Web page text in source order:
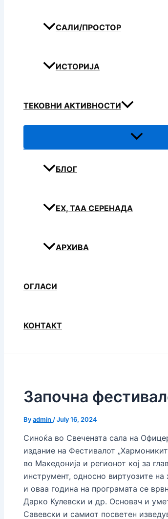
САЛИ/ПРОСТОР
ИСТОРИЈА
ТЕКОВНИ АКТИВНОСТИ
БЛОГ
ЕХ, ТАА СЕРЕНАДА
АРХИВА
ОГЛАСИ
КОНТАКТ
Започна
Byadmin /July 16, 2024
Синоќа во Свечената сала на
издание на Фестивалот
во Македонија и регионот кој за
инструмент, односно виртуозите
и оваа година на програмата се
Дарко Кулевски и др. Основач и
Савевски и самиот посветен